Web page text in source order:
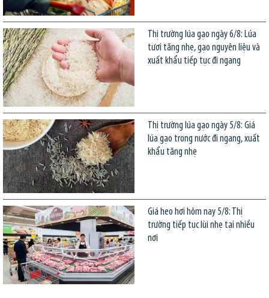
Thị trường lúa gạo ngày 6/8: Lúa
tươi tăng nhẹ, gạo nguyên liệu và
xuất khẩu tiếp tục đi ngang
Thị trường lúa gạo ngày 5/8: Giá
lúa gạo trong nước đi ngang, xuất
khẩu tăng nhẹ
Giá heo hơi hôm nay 5/8: Thị
trường tiếp tục lùi nhẹ tại nhiều
nơi